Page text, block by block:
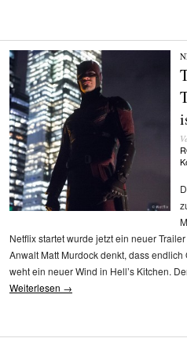
Netflix startet wurde jetzt ein neuer
Anwalt Matt Murdock denkt, dass
weht ein neuer Wind in Hell’s Kitchen.
Weiterlesen →